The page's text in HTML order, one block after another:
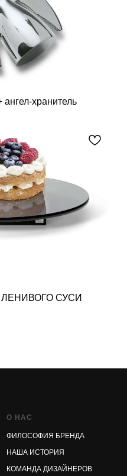
хранитель
СУСИ
О НАС
ФИЛОСОФИЯ БРЕНДА
НАША ИСТОРИЯ
КОМАНДА ДИЗАЙНЕРОВ